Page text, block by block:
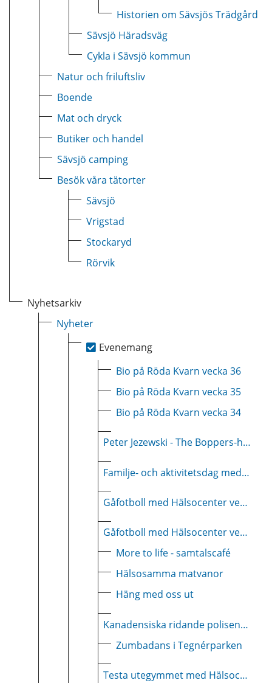
Historien om Sävsjös Trädgård
Sävsjö Häradsväg
Cykla i Sävsjö kommun
Natur och friluftsliv
Boende
Mat och dryck
Butiker och handel
Sävsjö camping
Besök våra tätorter
Sävsjö
Vrigstad
Stockaryd
Rörvik
Nyhetsarkiv
Nyheter
Evenemang
Bio på Röda Kvarn vecka 36
Bio på Röda Kvarn vecka 35
Bio på Röda Kvarn vecka 34
Peter Jezewski - The Boppers-hits och en hyllning till Svenne Hedlund
Familje- och aktivitetsdag med ankrace
Gåfotboll med Hälsocenter vecka 41-52
Gåfotboll med Hälsocenter vecka 32-40
More to life - samtalscafé
Hälsosamma matvanor
Häng med oss ut
Kanadensiska ridande polisens säckpipeband kommer till Sävsjö
Zumbadans i Tegnérparken
Testa utegymmet med Hälsocenter